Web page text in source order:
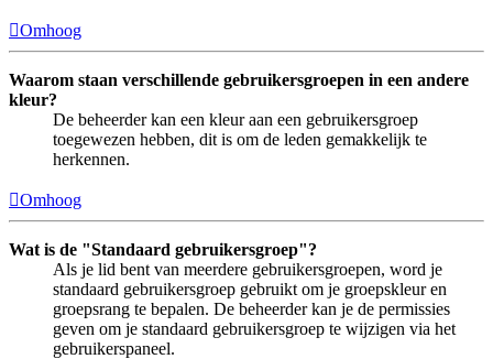
Omhoog
Waarom staan verschillende gebruikersgroepen in een andere
kleur?
De beheerder kan een kleur aan een gebruikersgroep
toegewezen hebben, dit is om de leden gemakkelijk te
herkennen.
Omhoog
Wat is de "Standaard gebruikersgroep"?
Als je lid bent van meerdere gebruikersgroepen, word je
standaard gebruikersgroep gebruikt om je groepskleur en
groepsrang te bepalen. De beheerder kan je de permissies
geven om je standaard gebruikersgroep te wijzigen via het
gebruikerspaneel.